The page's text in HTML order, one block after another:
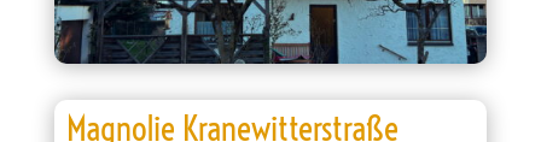
Magnolie Kranewitterstraße